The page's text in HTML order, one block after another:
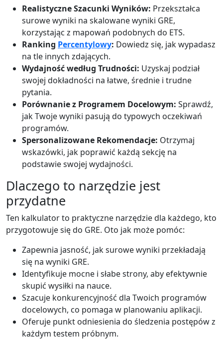
Realistyczne Szacunki Wyników: Przekształca
surowe wyniki na skalowane wyniki GRE,
korzystając z mapowań podobnych do ETS.
Ranking Percentylowy: Dowiedz się, jak wypadasz
na tle innych zdających.
Wydajność według Trudności: Uzyskaj podział
swojej dokładności na łatwe, średnie i trudne
pytania.
Porównanie z Programem Docelowym: Sprawdź,
jak Twoje wyniki pasują do typowych oczekiwań
programów.
Spersonalizowane Rekomendacje: Otrzymaj
wskazówki, jak poprawić każdą sekcję na
podstawie swojej wydajności.
Dlaczego to narzędzie jest
przydatne
Ten kalkulator to praktyczne narzędzie dla każdego, kto
przygotowuje się do GRE. Oto jak może pomóc:
Zapewnia jasność, jak surowe wyniki przekładają
się na wyniki GRE.
Identyfikuje mocne i słabe strony, aby efektywnie
skupić wysiłki na nauce.
Szacuje konkurencyjność dla Twoich programów
docelowych, co pomaga w planowaniu aplikacji.
Oferuje punkt odniesienia do śledzenia postępów z
każdym testem próbnym.